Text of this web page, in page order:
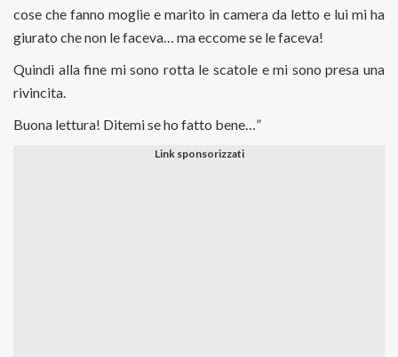
cose che fanno moglie e marito in camera da letto e lui mi ha
giurato che non le faceva… ma eccome se le faceva!
Quindi alla fine mi sono rotta le scatole e mi sono presa una
rivincita.
Buona lettura! Ditemi se ho fatto bene…”